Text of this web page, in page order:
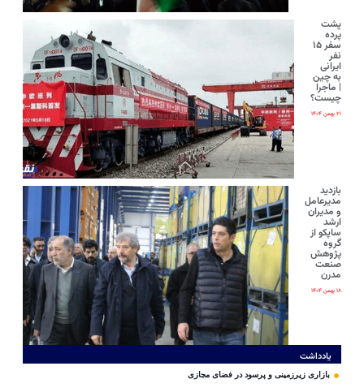
پشت
پرده
سفر ۱۵
نفر
ایرانی‌
به چین
| ماجرا
چیست؟
۲۱ بهمن ۱۴۰۴
بازدید
مدیرعامل
و مدیران
ارشد
ساپکو از
گروه
پژوهش
صنعت
مدرن
۱۸ بهمن ۱۴۰۴
یادداشت
بازاری زیرزمینی و پرسود در فضای مجازی